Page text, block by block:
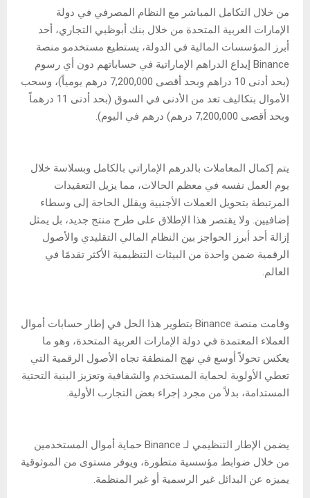
من خلال التكامل المباشر مع النظام المصرفي في دولة
الإمارات العربية المتحدة من خلال بنك أبوظبي التجاري، أحد
أبرز المؤسسات المالية في الدولة، يستطيع مستخدمو منصة
Binance إيداع الدراهم الإماراتية في حساباتهم دون أي رسوم
(بحد أدنى 10 دراهم وبحد أقصى 7,200,000 درهم يومياً)، وسحب
الأموال بتكاليف تعد من الأدنى في السوق (بحد أدنى 11 درهماً
وبحد أقصى 7,200,000 درهم) درهم في اليوم).
يتم إكمال المعاملات بالدرهم الإماراتي بالكامل وبسلاسة خلال
يوم العمل نفسه في معظم الحالات، مما يزيل التعقيدات
المرتبطة بتحويل العملات الأجنبية ويقلل الحاجة إلى وسطاء
إضافيين. ولا يقتصر هذا الإطلاق على طرح منتج جديد، بل يمثل
إزالة أحد أبرز الحواجز بين النظام المالي التقليدي والأصول
الرقمية ضمن واحدة من البيئات التنظيمية الأكثر تقدمًا في
العالم.
وقامت منصة Binance بتطوير هذا الحل في إطار حسابات أموال
العملاء المعتمدة في دولة الإمارات العربية المتحدة، وهو ما
يعكس تحولاً أوسع في نهج المنطقة تجاه الأصول الرقمية التي
تعطي الأولوية لحماية المستخدم والشفافية وتعزيز البنية التحتية
المستدامة، بدلاً من مجرد إجراء بعض التجارب الأولية.
يضمن الإطار التنظيمي لـ Binance حماية أموال المستخدمين
من خلال ضوابط مؤسسية متطورة، ويوفر مستوى من الموثوقية
يميزه عن البدائل غير الرسمية أو غير المنظمة.